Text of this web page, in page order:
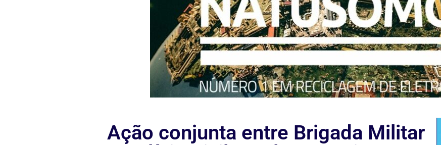
Ação conjunta entre Brigada Militar